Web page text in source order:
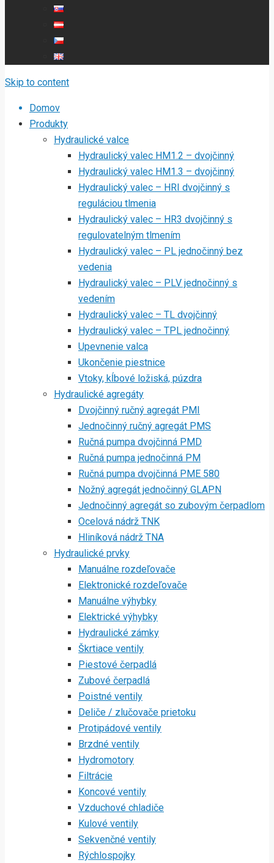
Skip to content
Domov
Produkty
Hydraulické valce
Hydraulický valec HM1.2 – dvojčinný
Hydraulický valec HM1.3 – dvojčinný
Hydraulický valec – HRI dvojčinný s
reguláciou tlmenia
Hydraulický valec – HR3 dvojčinný s
regulovatelným tlmením
Hydraulický valec – PL jednočinný bez
vedenia
Hydraulický valec – PLV jednočinný s
vedením
Hydraulický valec – TL dvojčinný
Hydraulický valec – TPL jednočinný
Upevnenie valca
Ukončenie piestnice
Vtoky, kĺbové ložiská, púzdra
Hydraulické agregáty
Dvojčinný ručný agregát PMI
Jednočinný ručný agregát PMS
Ručná pumpa dvojčinná PMD
Ručná pumpa jednočinná PM
Ručná pumpa dvojčinná PME 580
Nožný agregát jednočinný GLAPN
Jednočinný agregát so zubovým čerpadlom
Ocelová nádrž TNK
Hliníková nádrž TNA
Hydraulické prvky
Manuálne rozdeľovače
Elektronické rozdeľovače
Manuálne výhybky
Elektrické výhybky
Hydraulické zámky
Škrtiace ventily
Piestové čerpadlá
Zubové čerpadlá
Poistné ventily
Deliče / zlučovače prietoku
Protipádové ventily
Brzdné ventily
Hydromotory
Filtrácie
Koncové ventily
Vzduchové chladiče
Kulové ventily
Sekvenčné ventily
Rýchlospojky